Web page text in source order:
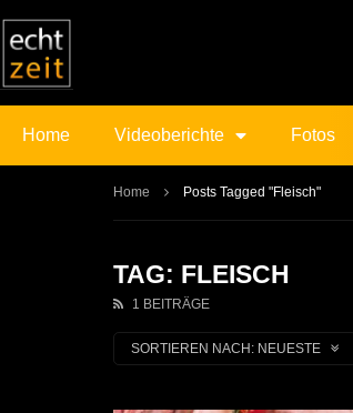
Home Videoberichte Fotos
Home Posts Tagged "Fleisch"
TAG: FLEISCH
1 BEITRÄGE
SORTIEREN NACH: NEUESTE